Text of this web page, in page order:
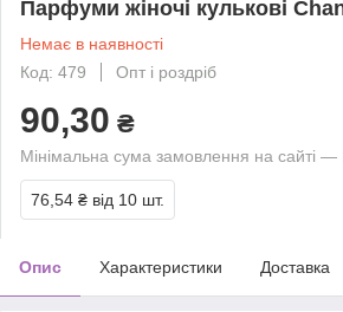
Парфуми жіночі кулькові
Немає в наявності
Код: 479
Опт і роздріб
90,30 ₴
Мінімальна сума замовлення на сайті —
76,54 ₴ від 10 шт.
Опис Характеристики Доставка